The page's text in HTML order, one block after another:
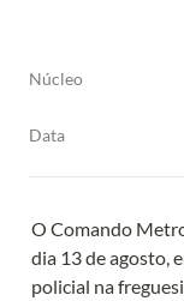
Núcleo
Data
O Comando
dia 13 de agosto,
policial na